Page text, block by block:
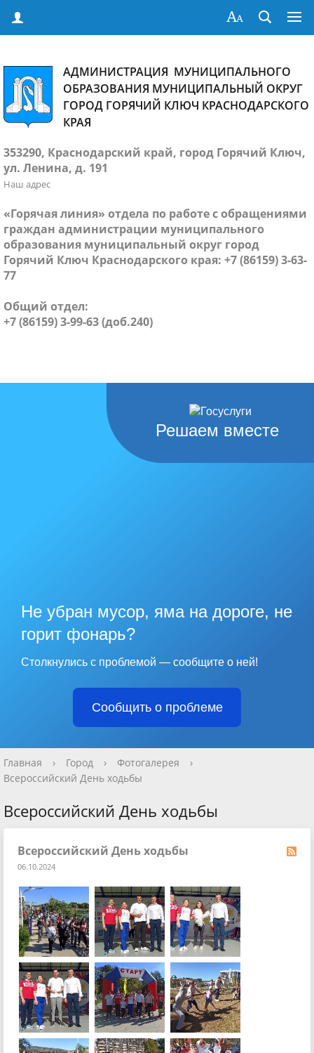
АДМИНИСТРАЦИЯ МУНИЦИПАЛЬНОГО
ОБРАЗОВАНИЯ МУНИЦИПАЛЬНЫЙ ОКРУГ
ГОРОД ГОРЯЧИЙ КЛЮЧ КРАСНОДАРСКОГО
КРАЯ
353290, Краснодарский край, город Горячий Ключ,
ул. Ленина, д. 191
Наш адрес
«Горячая линия» отдела по работе с обращениями
граждан администрации муниципального
образования муниципальный округ город
Горячий Ключ Краснодарского края: +7 (86159) 3-63-
77
Общий отдел:
+7 (86159) 3-99-63 (доб.240)
Решаем вместе
Не убран мусор, яма на дороге, не
горит фонарь?
Столкнулись с проблемой — сообщите о ней!
Сообщить о проблеме
Главная › Город › Фотогалерея
›
Всероссийский День ходьбы
Всероссийский День ходьбы
Всероссийский День ходьбы
06.10.2024